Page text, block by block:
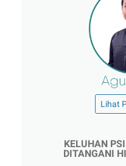
Lihat
KELUHAN
DITANGANI